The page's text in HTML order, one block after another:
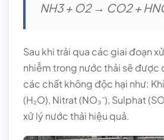
NH3 + O2 → CO2 +
Sau khi trải qua các giai đoạn
nhiễm trong nước thải sẽ được
các chất không độc hại như:
(H₂O), Nitrat (NO₃⁻), Sulphat
xử lý nước thải hiệu quả.